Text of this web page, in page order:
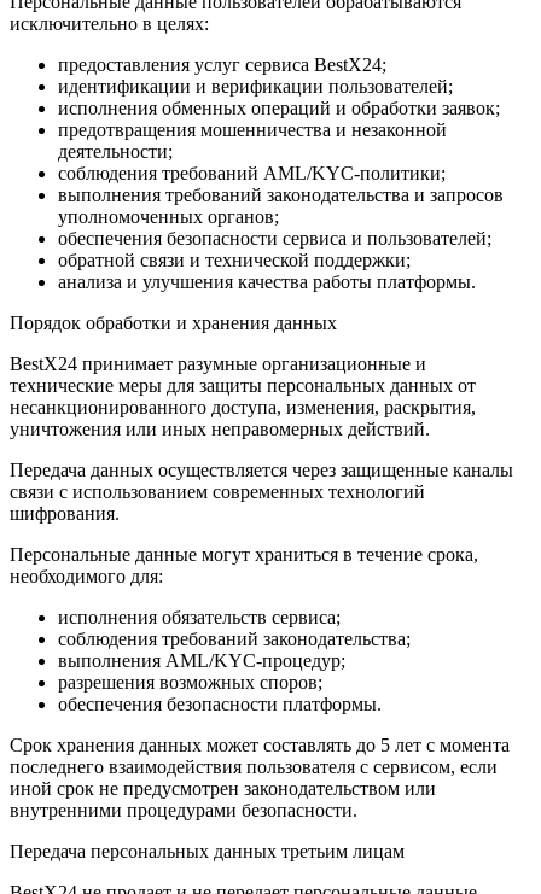
исключительно в целях:
предоставления услуг сервиса BestX24;
идентификации и верификации пользователей;
исполнения обменных операций и обработки заявок;
предотвращения мошенничества и незаконной
деятельности;
соблюдения требований AML/KYC-политики;
выполнения требований законодательства и запросов
уполномоченных органов;
обеспечения безопасности сервиса и пользователей;
обратной связи и технической поддержки;
анализа и улучшения качества работы платформы.
Порядок обработки и хранения данных
BestX24 принимает разумные организационные и
технические меры для защиты персональных данных от
несанкционированного доступа, изменения, раскрытия,
уничтожения или иных неправомерных действий.
Передача данных осуществляется через защищенные каналы
связи с использованием современных технологий
шифрования.
Персональные данные могут храниться в течение срока,
необходимого для:
исполнения обязательств сервиса;
соблюдения требований законодательства;
выполнения AML/KYC-процедур;
разрешения возможных споров;
обеспечения безопасности платформы.
Срок хранения данных может составлять до 5 лет с момента
последнего взаимодействия пользователя с сервисом, если
иной срок не предусмотрен законодательством или
внутренними процедурами безопасности.
Передача персональных данных третьим лицам